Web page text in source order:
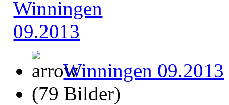
Winningen 09.2013
(79 Bilder)